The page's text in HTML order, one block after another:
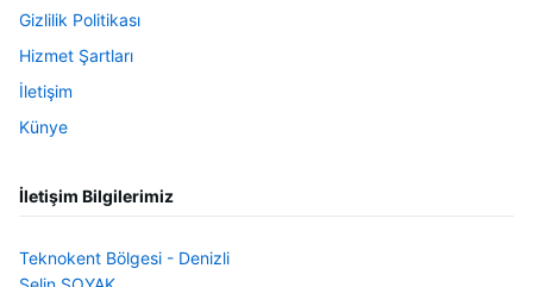
Gizlilik Politikası
Hizmet Şartları
İletişim
Künye
İletişim Bilgilerimiz
Teknokent Bölgesi - Denizli